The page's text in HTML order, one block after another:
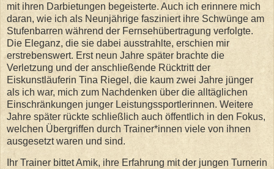
mit ihren Darbietungen begeisterte. Auch ich erinnere mich
daran, wie ich als Neunjährige fasziniert ihre Schwünge am
Stufenbarren während der Fernsehübertragung verfolgte.
Die Eleganz, die sie dabei ausstrahlte, erschien mir
erstrebenswert. Erst neun Jahre später brachte die
Verletzung und der anschließende Rücktritt der
Eiskunstläuferin Tina Riegel, die kaum zwei Jahre jünger
als ich war, mich zum Nachdenken über die alltäglichen
Einschränkungen junger Leistungssportlerinnen. Weitere
Jahre später rückte schließlich auch öffentlich in den Fokus,
welchen Übergriffen durch Trainer*innen viele von ihnen
ausgesetzt waren und sind.
Ihr Trainer bittet Amik, ihre Erfahrung mit der jungen Turnerin